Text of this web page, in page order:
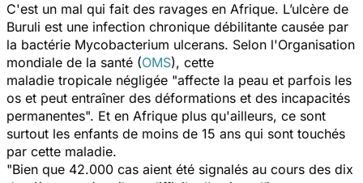
C'est un mal qui fait des ravages en Afrique. L’ulcère de
Buruli est une infection chronique débilitante causée par
la bactérie Mycobacterium ulcerans. Selon l'Organisation
mondiale de la santé (OMS), cette
maladie tropicale négligée "affecte la peau et parfois les
os et peut entraîner des déformations et des incapacités
permanentes". Et en Afrique plus qu'ailleurs, ce sont
surtout les enfants de moins de 15 ans qui sont touchés
par cette maladie.
"Bien que 42.000 cas aient été signalés au cours des dix